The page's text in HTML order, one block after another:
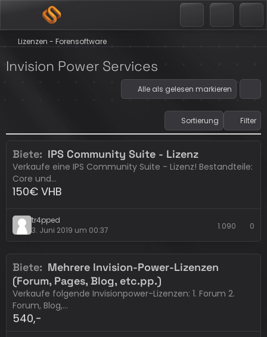
Lizenzen - Forensoftware
Invision Power Services
Alle als gelesen markieren
Sortierung Filter
Erledigt Invision Power Services
Biete IPS Community Suite - Lizenz
Verkaufe eine IPS Community Suite - Lizenz! Bestandteile:
Core und…
150€ VHB
tr4pped
3. Juni 2019 um 00:37
1.090 0
Eintrag abgelaufen Invision Power Services
Biete
Mehrere Invision-Power-Lizenzen
(Forum, Pages, Blog, etc.pp.)
Verkaufe folgende Invisionpower-Lizenzen: 1. Forum 2.
Forum, Blog,…
540,-